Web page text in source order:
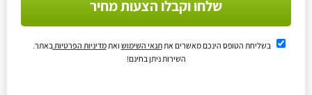
שלחו וקבלו הצעות מחיר
בשליחת הטופס הינכם מאשרים אתתנאי השימוש ואתמדיניות הפרטיות באתר.
השירות ניתן בחינם!